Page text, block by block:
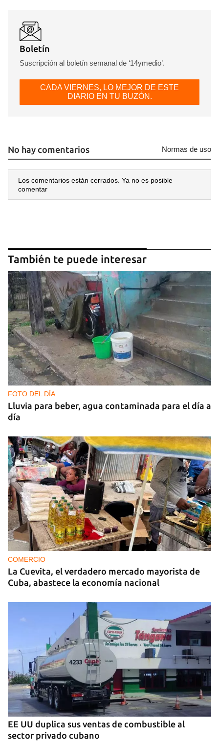
Boletín
Suscripción al boletín semanal de ‘14ymedio’.
CADA VIERNES, LO MEJOR DE ESTE
DIARIO EN TU BUZÓN.
No hay comentarios Normas de uso
Los comentarios están cerrados. Ya no es posible
comentar
También te puede interesar
FOTO DEL DÍA
Lluvia para beber, agua contaminada para el día a
día
COMERCIO
La Cuevita, el verdadero mercado mayorista de
Cuba, abastece la economía nacional
EE UU duplica sus ventas de combustible al
sector privado cubano